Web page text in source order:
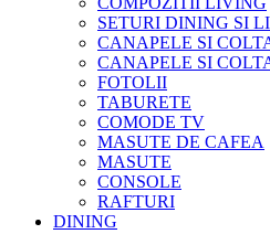
SETURI DINING SI
CANAPELE SI
CANAPELE SI
FOTOLII
TABURETE
COMODE TV
MASUTE DE CAFEA
MASUTE
CONSOLE
RAFTURI
DINING